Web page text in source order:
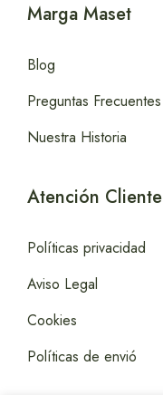
Marga Maset
Blog
Preguntas Frecuentes
Nuestra Historia
Atención Cliente
Políticas privacidad
Aviso Legal
Cookies
Políticas de envió